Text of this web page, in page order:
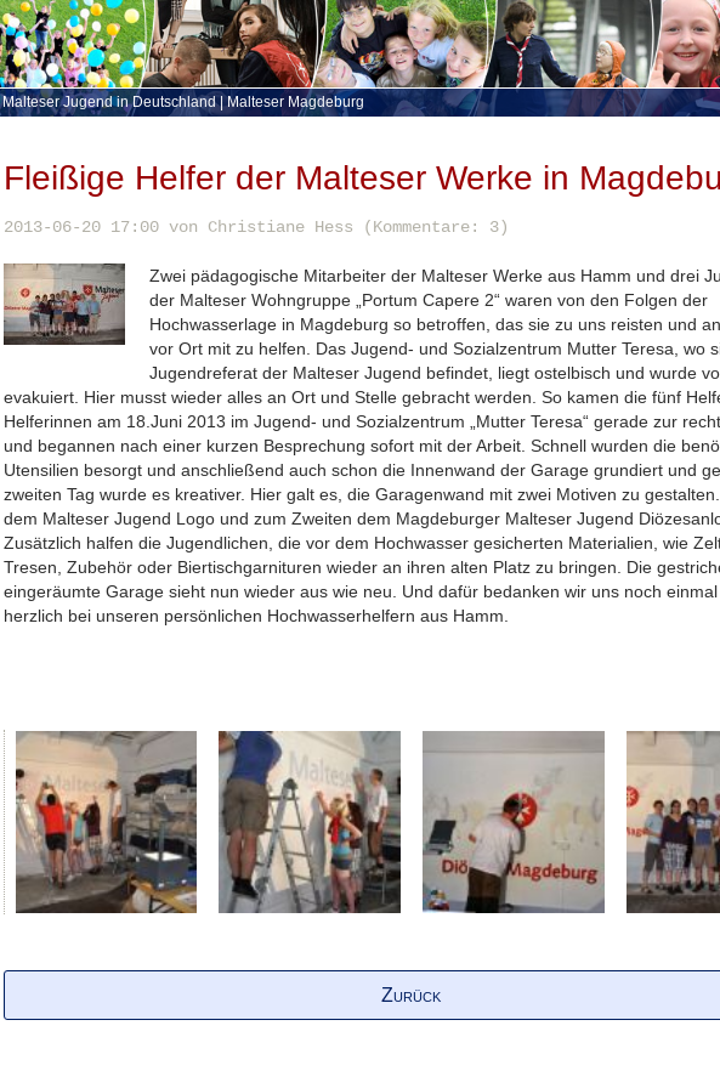
Malteser Jugend in Deutschland| Malteser Magdeburg
Fleißige Helfer der Malteser Werke in
2013-06-20 17:00von Christiane Hess (Kommentare: 3)
Zwei pädagogische Mitarbeiter der Malteser Werke aus Hamm und drei
der Malteser Wohngruppe „Portum Capere 2“ waren von den Folgen der
Hochwasserlage in Magdeburg so betroffen, das sie zu uns reisten und
vor Ort mit zu helfen. Das Jugend- und Sozialzentrum Mutter Teresa, wo
Jugendreferat der Malteser Jugend befindet, liegt ostelbisch und wurde
evakuiert. Hier musst wieder alles an Ort und Stelle gebracht werden. So kamen die fünf
Helferinnen am 18.Juni 2013 im Jugend- und Sozialzentrum „Mutter Teresa“ gerade zur
und begannen nach einer kurzen Besprechung sofort mit der Arbeit. Schnell wurden die
Utensilien besorgt und anschließend auch schon die Innenwand der Garage grundiert und
zweiten Tag wurde es kreativer. Hier galt es, die Garagenwand mit zwei Motiven zu
dem Malteser Jugend Logo und zum Zweiten dem Magdeburger Malteser Jugend
Zusätzlich halfen die Jugendlichen, die vor dem Hochwasser gesicherten Materialien, wie
Tresen, Zubehör oder Biertischgarnituren wieder an ihren alten Platz zu bringen. Die
eingeräumte Garage sieht nun wieder aus wie neu. Und dafür bedanken wir uns noch
herzlich bei unseren persönlichen Hochwasserhelfern aus Hamm.
Zurück